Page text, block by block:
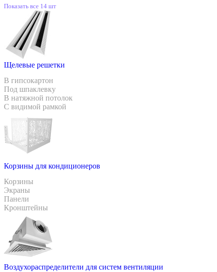
Показать все 14 шт
Щелевые решетки
В гипсокартон
Под шпаклевку
В натяжной потолок
С видимой рамкой
Корзины для кондиционеров
Корзины
Экраны
Панели
Кронштейны
Воздухораспределители для систем вентиляции